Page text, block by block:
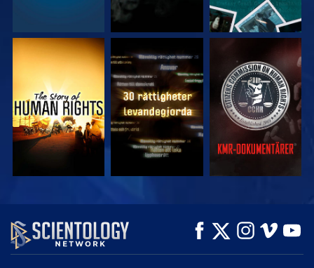
TITTA TITTA TITTA
TITTA
UTFORSKA
SERIEN